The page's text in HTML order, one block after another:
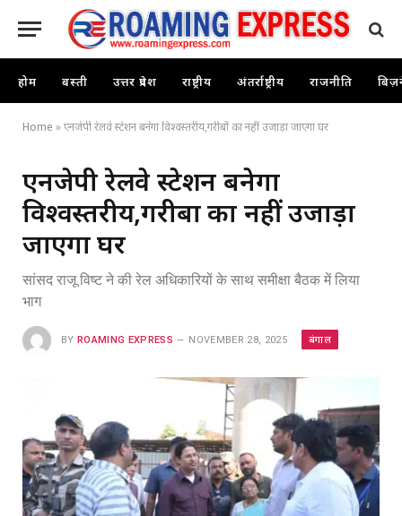
होम बस्ती उत्तर प्रदेश राष्ट्रीय अंतर्राष्ट्रीय राजनीति
Home »एनजेपी रेलवे स्टेशन बनेगा विश्वस्तरीय,गरीबों का नहीं उजाड़ा जाएगा घर
एनजेपी रेलवे स्टेशन बनेगा
विश्वस्तरीय,गरीबों का नहीं उजाड़ा
जाएगा घर
सांसद राजू विष्ट ने की रेल अधिकारियों के साथ समीक्षा बैठक में लिया
भाग
BY ROAMING EXPRESS NOVEMBER 28, 2025 बंगाल